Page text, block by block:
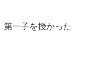
第一子を授かった